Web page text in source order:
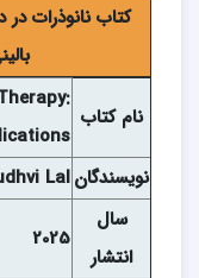
کتاب نانوذرات
نام کتاب
نويسندگانLal
سال
انتشار
2025